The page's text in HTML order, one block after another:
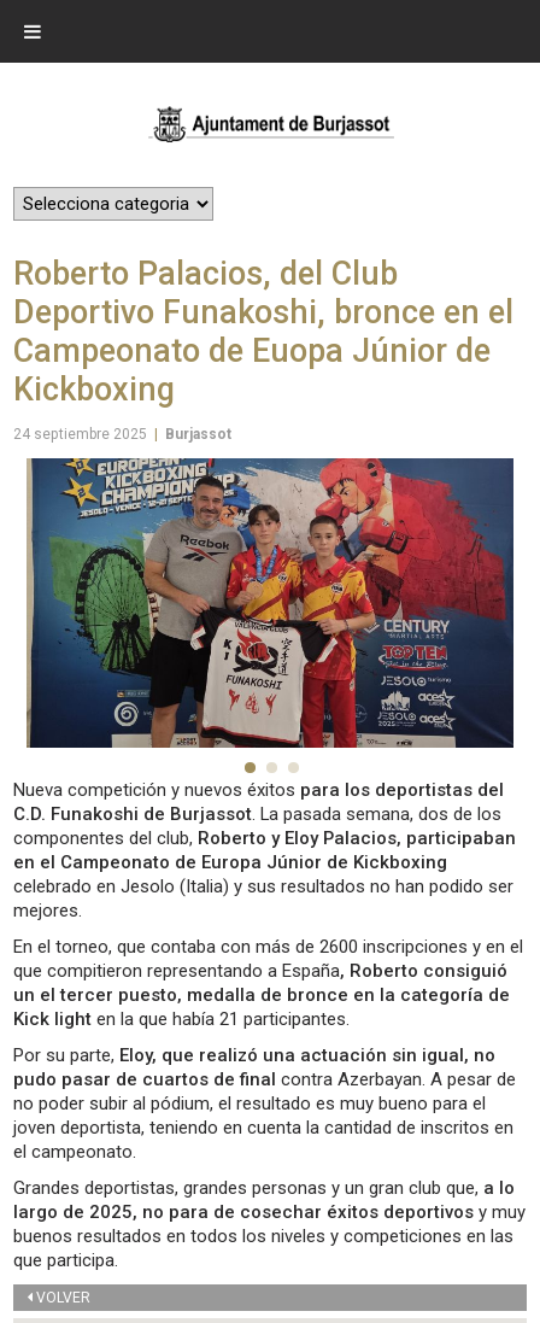
Roberto Palacios, del Club
Deportivo Funakoshi, bronce en el
Campeonato de Euopa Júnior de
Kickboxing
24 septiembre 2025 Burjassot
Nueva competición y nuevos éxitos para los deportistas del
C.D. Funakoshi de Burjassot. La pasada semana, dos de los
componentes del club, Roberto y Eloy Palacios, participaban
en el Campeonato de Europa Júnior de Kickboxing
celebrado en Jesolo (Italia) y sus resultados no han podido ser
mejores.
En el torneo, que contaba con más de 2600 inscripciones y en el
que compitieron representando a España, Roberto consiguió
un el tercer puesto, medalla de bronce en la categoría de
Kick light en la que había 21 participantes.
Por su parte, Eloy, que realizó una actuación sin igual, no
pudo pasar de cuartos de final contra Azerbayan. A pesar de
no poder subir al pódium, el resultado es muy bueno para el
joven deportista, teniendo en cuenta la cantidad de inscritos en
el campeonato.
Grandes deportistas, grandes personas y un gran club que, a lo
largo de 2025, no para de cosechar éxitos deportivos y muy
buenos resultados en todos los niveles y competiciones en las
que participa.
VOLVER